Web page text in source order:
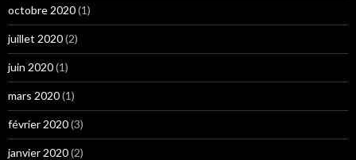
octobre 2020(1)
juillet 2020(2)
juin 2020(1)
mars 2020(1)
février 2020(3)
janvier 2020(2)